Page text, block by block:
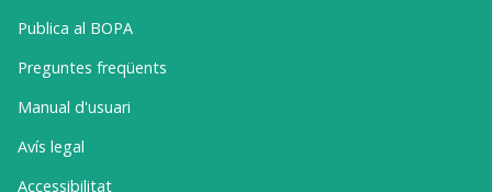
Publica al BOPA
Preguntes freqüents
Manual d'usuari
Avís legal
Accessibilitat